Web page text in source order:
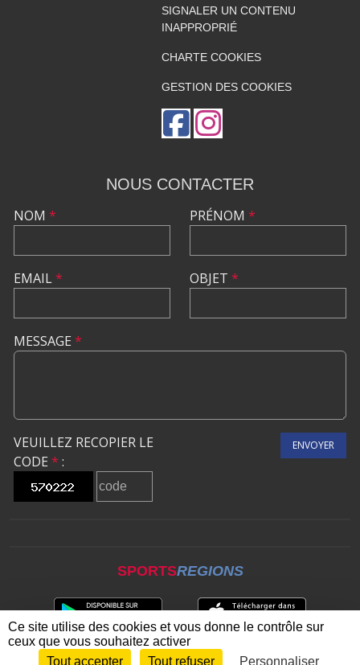
SIGNALER UN CONTENU
INAPPROPRIÉ
CHARTE COOKIES
GESTION DES COOKIES
NOUS CONTACTER
NOM *
EMAIL*
PRÉNOM *
OBJET *
MESSAGE *
VEUILLEZ RECOPIER LE
CODE * :
ENVOYER
SPORTSREGIONS
Envie de participer ?
Ce site utilise des cookies et vous donne le contrôle sur
ceux que vous souhaitez activer
Tout accepter
Tout refuser Personnaliser